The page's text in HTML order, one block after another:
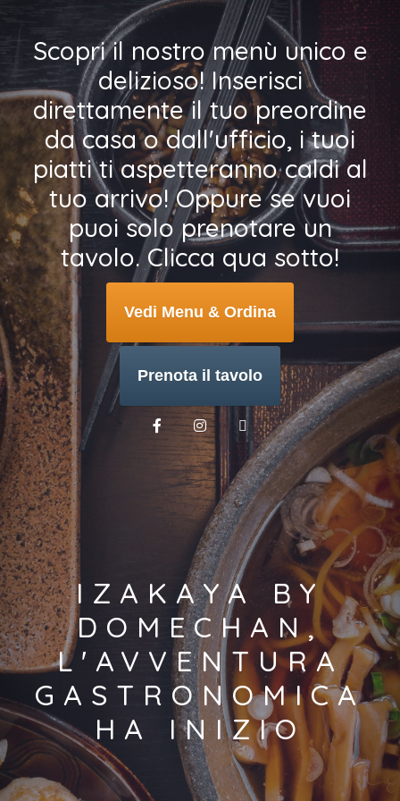
Scopri il nostro menù unico e
delizioso! Inserisci
direttamente il tuo preordine
da casa o dall'ufficio, i tuoi
piatti ti aspetteranno caldi al
tuo arrivo! Oppure se vuoi
puoi solo prenotare un
tavolo. Clicca qua sotto!
Vedi Menu & Ordina
Prenota il tavolo
IZAKAYA BY
DOMECHAN,
L'AVVENTURA
GASTRONOMICA
HA INIZIO